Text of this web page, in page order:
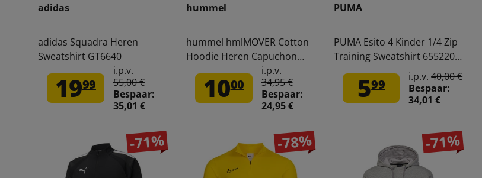
adidas
adidas Squadra Heren
Sweatshirt GT6640
1999
i.p.v.
55,00 €
Bespaar:
35,01 €
hummel
hummel hmlMOVER Cotton
Hoodie Heren Capuchon
Sweatshirt 205591-7026
1000
i.p.v.
34,95 €
Bespaar:
24,95 €
PUMA
PUMA Esito 4 Kinder 1/4 Zip
Training Sweatshirt 655220-
10J
599 i.p.v.40,00 €
Bespaar:
34,01 €
-71% -78% -71%